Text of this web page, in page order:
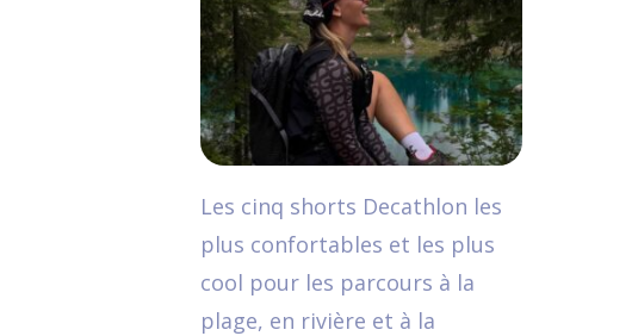
Les cinq shorts Decathlon les
plus confortables et les plus
cool pour les parcours à la
plage, en rivière et à la